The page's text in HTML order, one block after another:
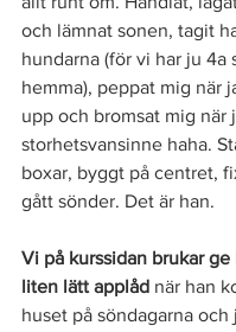
och lämnat sonen, tagit
hundarna (för vi har ju 4a
hemma), peppat mig när
upp och bromsat mig när
storhetsvansinne haha.
boxar, byggt på centret,
gått sönder. Det är han.
Vi på kurssidan brukar
liten lätt applåd när han
huset på söndagarna och